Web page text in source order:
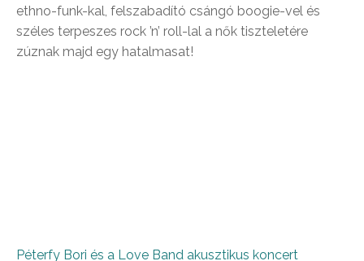
ethno-funk-kal, felszabadító csángó boogie-vel és
széles terpeszes rock ’n’ roll-lal a nők tiszteletére
zúznak majd egy hatalmasat!
Péterfy Bori és a Love Band akusztikus koncert